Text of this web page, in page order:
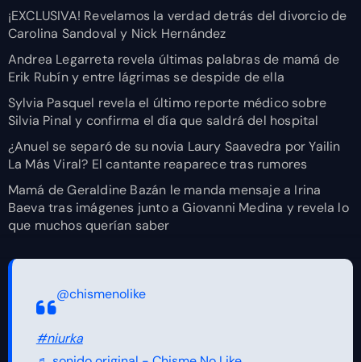
¡EXCLUSIVA! Revelamos la verdad detrás del divorcio de
Carolina Sandoval y Nick Hernández
Andrea Legarreta revela últimas palabras de mamá de
Erik Rubín y entre lágrimas se despide de ella
Sylvia Pasquel revela el último reporte médico sobre
Silvia Pinal y confirma el día que saldrá del hospital
¿Anuel se separó de su novia Laury Saavedra por Yailin
La Más Viral? El cantante reaparece tras rumores
Mamá de Geraldine Bazán le manda mensaje a Irina
Baeva tras imágenes junto a Giovanni Medina y revela lo
que muchos querían saber
@chismenolike
#niurka